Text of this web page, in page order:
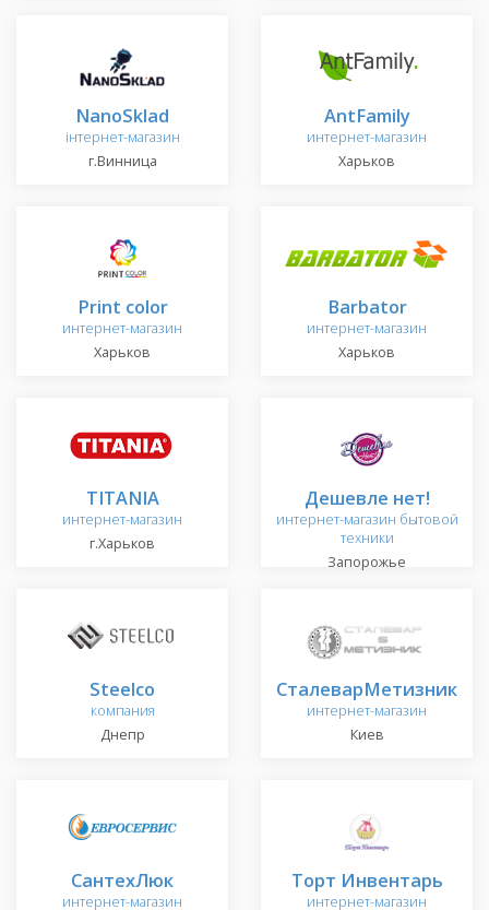
NanoSklad
інтернет-магазин
г.Винница
AntFamily
интернет-магазин
Харьков
Print color
интернет-магазин
Харьков
Barbator
интернет-магазин
Харьков
TITANIA
интернет-магазин
г.Харьков
Дешевле нет!
интернет-магазин бытовой
техники
Запорожье
Steelco
компания
Днепр
СталеварМетизник
интернет-магазин
Киев
СантехЛюк
интернет-магазин
Торт Инвентарь
интернет-магазин